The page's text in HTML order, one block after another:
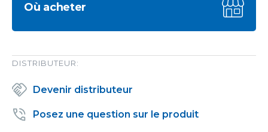
Où acheter
DISTRIBUTEUR:
Devenir distributeur
Posez une question sur le produit